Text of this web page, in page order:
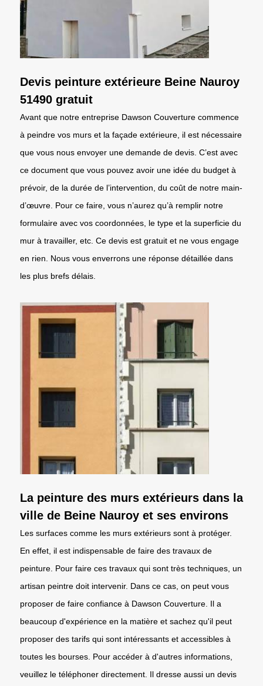
Devis peinture extérieure Beine Nauroy
51490 gratuit
Avant que notre entreprise Dawson Couverture commence
à peindre vos murs et la façade extérieure, il est nécessaire
que vous nous envoyer une demande de devis. C’est avec
ce document que vous pouvez avoir une idée du budget à
prévoir, de la durée de l’intervention, du coût de notre main-
d’œuvre. Pour ce faire, vous n’aurez qu’à remplir notre
formulaire avec vos coordonnées, le type et la superficie du
mur à travailler, etc. Ce devis est gratuit et ne vous engage
en rien. Nous vous enverrons une réponse détaillée dans
les plus brefs délais.
La peinture des murs extérieurs dans la
ville de Beine Nauroy et ses environs
Les surfaces comme les murs extérieurs sont à protéger.
En effet, il est indispensable de faire des travaux de
peinture. Pour faire ces travaux qui sont très techniques, un
artisan peintre doit intervenir. Dans ce cas, on peut vous
proposer de faire confiance à Dawson Couverture. Il a
beaucoup d'expérience en la matière et sachez qu'il peut
proposer des tarifs qui sont intéressants et accessibles à
toutes les bourses. Pour accéder à d'autres informations,
veuillez le téléphoner directement. Il dresse aussi un devis